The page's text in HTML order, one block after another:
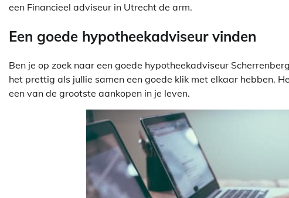
een Financieel adviseur in Utrecht de arm.
Een goede hypotheekadviseur vinden
Ben je op zoek naar een goede hypotheekadviseur
het prettig als jullie samen een goede klik met elkaar hebben.
een van de grootste aankopen in je leven.